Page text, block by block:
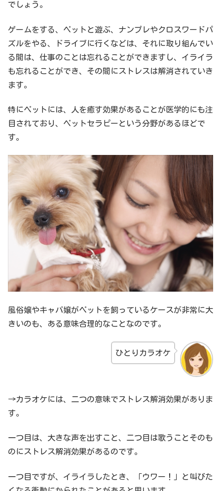
でしょう。
ゲームをする、ペットと遊ぶ、ナンプレやクロスワードパ
ズルをやる、ドライブに行くなどは、それに取り組んでい
る間は、仕事のことは忘れることができますし、イライラ
も忘れることができ、その間にストレスは解消されていき
ます。
特にペットには、人を癒す効果があることが医学的にも注
目されており、ペットセラピーという分野があるほどで
す。
風俗嬢やキャバ嬢がペットを飼っているケースが非常に大
きいのも、ある意味合理的なことなのです。
ひとりカラオケ
→カラオケには、二つの意味でストレス解消効果がありま
す。
一つ目は、大きな声を出すこと、二つ目は歌うことそのも
のにストレス解消効果があるのです。
一つ目ですが、イライラしたとき、「ウワー！」と叫びた